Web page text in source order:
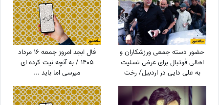
حضور دسته جمعی ورزشکاران و
اهالی فوتبال برای عرض تسلیت
به علی دایی در اردبیل/ رخت
عزای شهریار فوتبال ایران در مقام
اقوام درجه یک+عکس
فال ابجد امروز جمعه 16 مرداد
1405 / به آنچه نیت کرده ای
میرسی اما باید ...